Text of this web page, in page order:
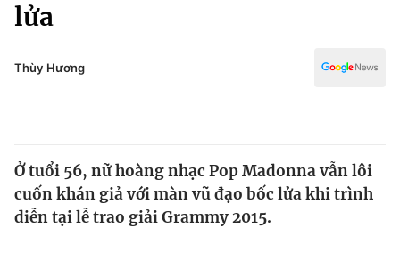
Xã hội
Pháp luật
Thế giới
Tin tức
Kinh tế
Công nghệ
lửa
Thùy Hương
Ở tuổi 56, nữ hoàng nhạc Pop Madonna vẫn lôi
cuốn khán giả với màn vũ đạo bốc lửa khi trình
diễn tại lễ trao giải Grammy 2015.